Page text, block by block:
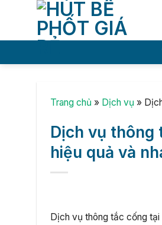
Trang chủ » Dịch vụ »
Dịch vụ thông
hiệu quả và
Dịch vụ thông tắc cống tại